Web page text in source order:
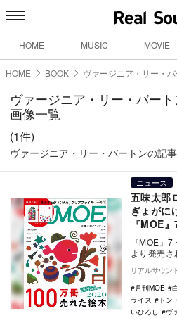
HOME MUSIC MOVIE
HOME BOOK ヴァージニア・リー・
ヴァージニア・リー・バー
画像一覧
(1件)
ヴァージニア・リー・バートンの記
ニュース
五味太郎
ぎょがに
『MOE
『MOE』
より発売
気絵本『
ナル…
リアルサウン
月刊MOE
ライス
ドン
いひろし
ヴ